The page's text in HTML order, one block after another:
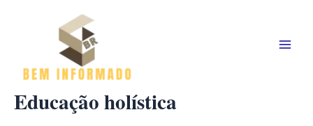
Educação holística